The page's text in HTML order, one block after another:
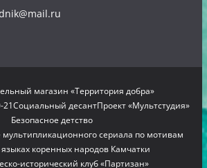
магазин «Территория добра»
21Социальный десантПроект «Мультстудия»
Безопасное детство
мультипликационного сериала по мотивам
языках коренных народов Камчатки
исторический клуб «Партизан»